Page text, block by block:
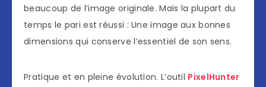
beaucoup de l’image originale. Mais la plupart du
temps le pari est réussi : Une image aux bonnes
dimensions qui conserve l’essentiel de son sens.
Pratique et en pleine évolution. L’outil PixelHunter